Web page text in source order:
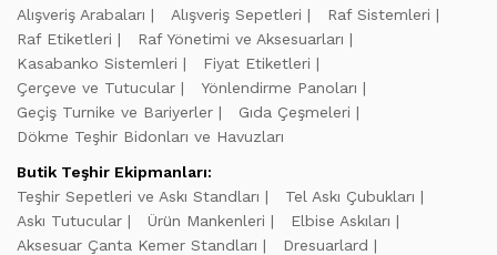
Alışveriş Arabaları
Alışveriş Sepetleri
Raf Sistemleri
Raf Etiketleri
Raf Yönetimi ve Aksesuarları
Kasabanko Sistemleri
Fiyat Etiketleri
Çerçeve ve Tutucular
Yönlendirme Panoları
Geçiş Turnike ve Bariyerler
Gıda Çeşmeleri
Dökme Teşhir Bidonları ve Havuzları
Butik Teşhir Ekipmanları:
Teşhir Sepetleri ve Askı Standları
Tel Askı Çubukları
Askı Tutucular
Ürün Mankenleri
Elbise Askıları
Aksesuar Çanta Kemer Standları
Dresuarlard